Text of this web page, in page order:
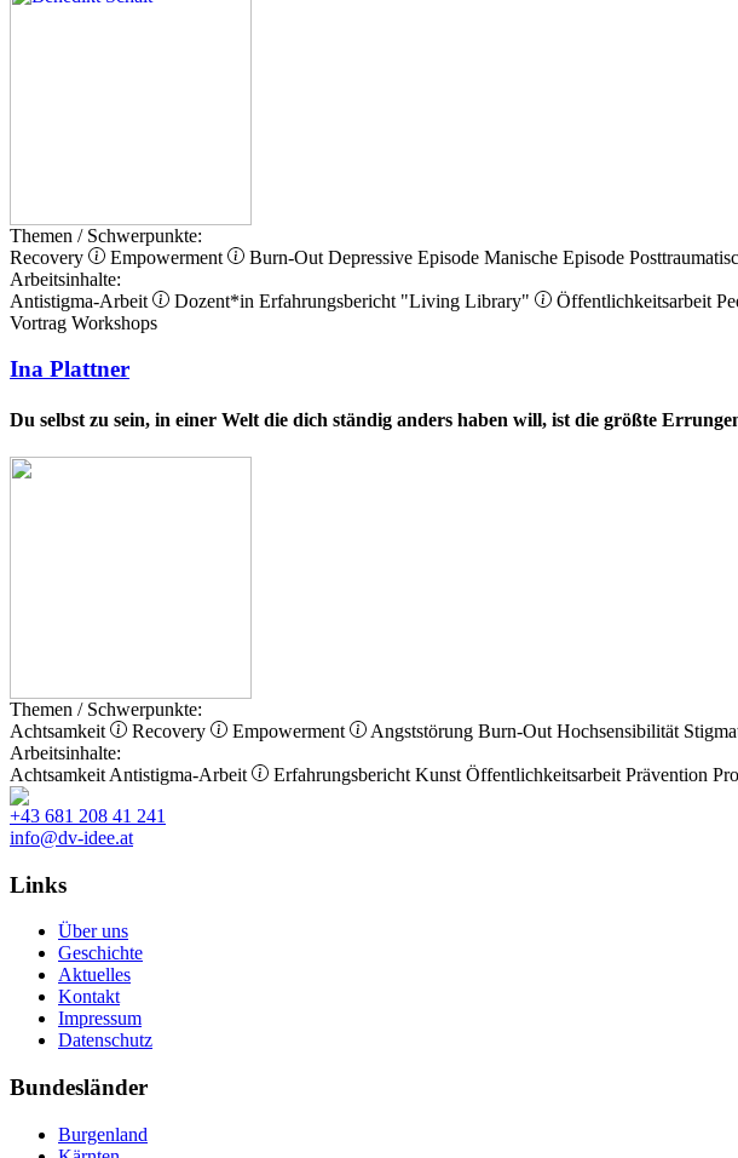
Themen / Schwerpunkte:
Recovery
Empowerment Burn-Out Depressive Episode Manische Episode
Arbeitsinhalte:
Antistigma-Arbeit
Dozent*in Erfahrungsbericht "Living Library" Öffentlichkeitsarbeit
Vortrag Workshops
Ina Plattner
Du selbst zu sein, in einer Welt die dich ständig anders haben will, ist die größte
Themen / Schwerpunkte:
Achtsamkeit
Recovery Empowerment Angststörung Burn-Out Hochsensibilität
Arbeitsinhalte:
Achtsamkeit Antistigma-Arbeit Erfahrungsbericht Kunst Öffentlichkeitsarbeit Prävention
+43 681 208 41 241
info@dv-idee.at
Links
Über uns
Geschichte
Aktuelles
Kontakt
Impressum
Datenschutz
Bundesländer
Burgenland